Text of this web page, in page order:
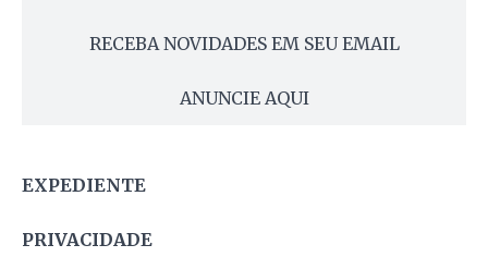
RECEBA NOVIDADES EM SEU EMAIL
ANUNCIE AQUI
EXPEDIENTE
PRIVACIDADE